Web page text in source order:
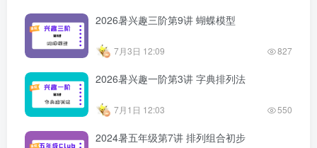
2026暑兴趣三阶第9讲 蝴蝶模型
7月3日 12:09 827
2026暑兴趣一阶第3讲 字典排列法
7月1日 12:03 550
2024暑五年级第7讲 排列组合初步